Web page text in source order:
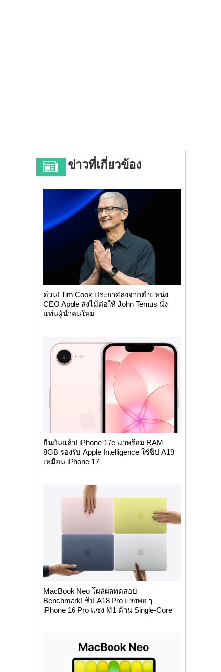
ข่าวที่เกี่ยวข้อง
ด่วน! Tim Cook ประกาศลงจากตำแหน่ง
CEO Apple ส่งไม้ต่อให้ John Ternus นั่ง
แท่นผู้นำคนใหม่
ยืนยันแล้ว! iPhone 17e มาพร้อม RAM
8GB รองรับ Apple Intelligence ใช้ชิป A19
เหมือน iPhone 17
MacBook Neo โผล่ผลทดสอบ
Benchmark! ชิป A18 Pro แรงพอ ๆ
iPhone 16 Pro แซง M1 ด้าน Single-Core